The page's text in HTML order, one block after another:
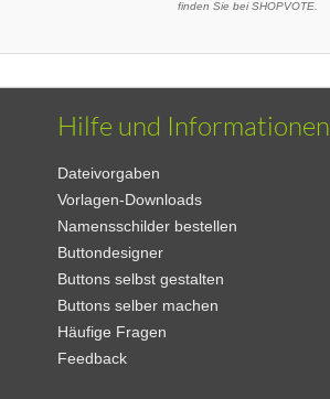
finden Sie bei SHOPVOTE.
Hilfe und Informationen
Dateivorgaben
Vorlagen-Downloads
Namensschilder bestellen
Buttondesigner
Buttons selbst gestalten
Buttons selber machen
Häufige Fragen
Feedback